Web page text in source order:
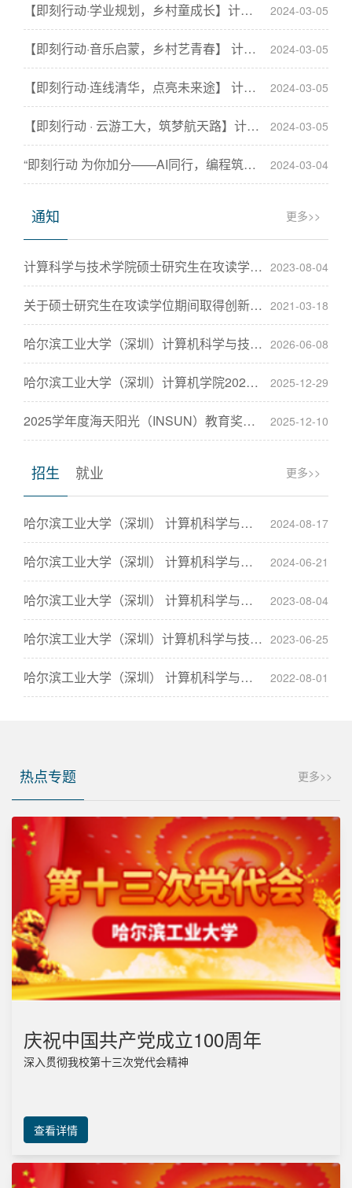
【即刻行动·学业规划，乡村童成长】计算机科学与技术
2024-03-05
【即刻行动·音乐启蒙，乡村艺青春】 计算机科学与技术
2024-03-05
【即刻行动·连线清华，点亮未来途】 计算机科学与技术
2024-03-05
【即刻行动 · 云游工大，筑梦航天路】计算机科学与技术
2024-03-05
“即刻行动 为你加分——AI同行，编程筑梦”赴龙华残联公益
2024-03-04
通知 更多>>
计算科学与技术学院硕士研究生在攻读学位期间取得成果
2023-08-04
关于硕士研究生在攻读学位期间取得创新性科研成果要求
2021-03-18
哈尔滨工业大学（深圳）计算机科学与技术学院2026届本
2026-06-08
哈尔滨工业大学（深圳）计算机学院2026年春季学期本研
2025-12-29
2025学年度海天阳光（INSUN）教育奖学金复评结果公示
2025-12-10
招生 就业 更多>>
哈尔滨工业大学（深圳） 计算机科学与技术学院2025年
2024-08-17
哈尔滨工业大学（深圳） 计算机科学与技术学院2024年
2024-06-21
哈尔滨工业大学（深圳） 计算机科学与技术学院2024年
2023-08-04
哈尔滨工业大学（深圳）计算机科学与技术学院2024年全
2023-06-25
哈尔滨工业大学（深圳） 计算机科学与技术学院2023年
2022-08-01
热点专题 更多>>
庆祝中国共产党成立100周年
深入贯彻我校第十三次党代会精神
查看详情